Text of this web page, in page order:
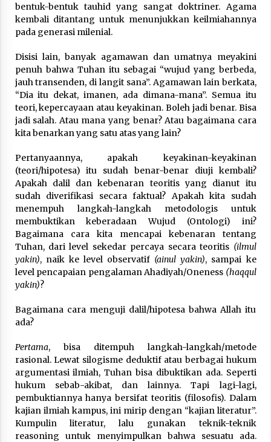
bentuk-bentuk tauhid yang sangat doktriner. Agama
kembali ditantang untuk menunjukkan keilmiahannya
pada generasi milenial.
Disisi lain, banyak agamawan dan umatnya meyakini
penuh bahwa Tuhan itu sebagai “wujud yang berbeda,
jauh transenden, di langit sana”. Agamawan lain berkata,
“Dia itu dekat, imanen, ada dimana-mana”. Semua itu
teori, kepercayaan atau keyakinan. Boleh jadi benar. Bisa
jadi salah. Atau mana yang benar? Atau bagaimana cara
kita benarkan yang satu atas yang lain?
Pertanyaannya, apakah keyakinan-keyakinan
(teori/hipotesa) itu sudah benar-benar diuji kembali?
Apakah dalil dan kebenaran teoritis yang dianut itu
sudah diverifikasi secara faktual? Apakah kita sudah
menempuh langkah-langkah metodologis untuk
membuktikan keberadaan Wujud (Ontologi) ini?
Bagaimana cara kita mencapai kebenaran tentang
Tuhan, dari level sekedar percaya secara teoritis (ilmul
yakin), naik ke level observatif (ainul yakin), sampai ke
level pencapaian pengalaman Ahadiyah/Oneness (haqqul
yakin)?
Bagaimana cara menguji dalil/hipotesa bahwa Allah itu
ada?
Pertama, bisa ditempuh langkah-langkah/metode
rasional. Lewat silogisme deduktif atau berbagai hukum
argumentasi ilmiah, Tuhan bisa dibuktikan ada. Seperti
hukum sebab-akibat, dan lainnya. Tapi lagi-lagi,
pembuktiannya hanya bersifat teoritis (filosofis). Dalam
kajian ilmiah kampus, ini mirip dengan “kajian literatur”.
Kumpulin literatur, lalu gunakan teknik-teknik
reasoning untuk menyimpulkan bahwa sesuatu ada.